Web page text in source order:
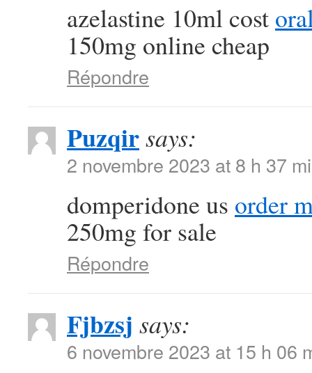
azelastine 10ml cost
150mg online cheap
Répondre
Puzqirsays:
2 novembre 2023 at 8 h 37
domperidone us order
250mg for sale
Répondre
Fjbzsj says:
6 novembre 2023 at 15 h 06